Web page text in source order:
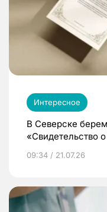
Интересное
В Северске
«Свидетельство
09:34 / 21.07.26